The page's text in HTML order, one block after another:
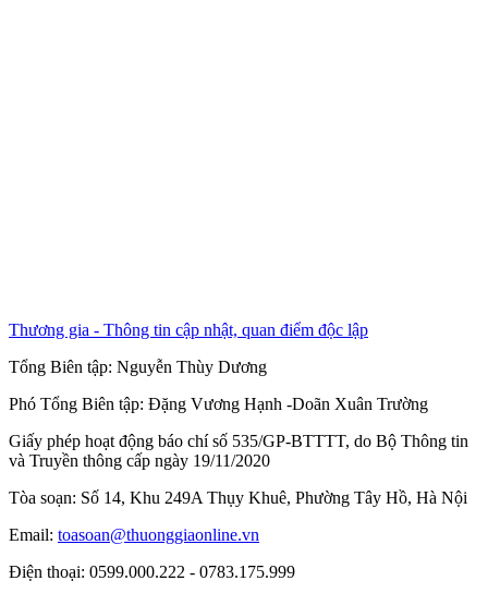
Thương gia - Thông tin cập nhật, quan điểm độc lập
Tổng Biên tập: Nguyễn Thùy Dương
Phó Tổng Biên tập: Đặng Vương Hạnh -Doãn Xuân Trường
Giấy phép hoạt động báo chí số 535/GP-BTTTT, do Bộ Thông tin
và Truyền thông cấp ngày 19/11/2020
Tòa soạn: Số 14, Khu 249A Thụy Khuê, Phường Tây Hồ, Hà Nội
Email: toasoan@thuonggiaonline.vn
Điện thoại: 0599.000.222 - 0783.175.999